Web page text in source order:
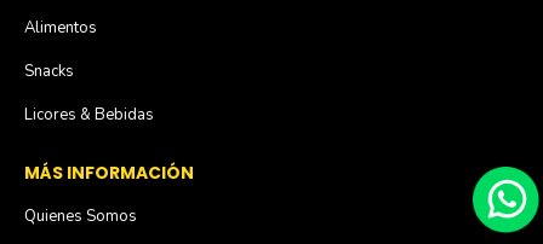
Alimentos
Snacks
Licores & Bebidas
MÁS INFORMACIÓN
Quienes Somos